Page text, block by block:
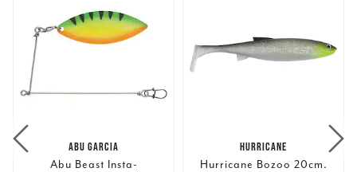
ABU GARCIA
Abu Beast Insta-
HURRICANE
Hurricane Bozoo 20cm.